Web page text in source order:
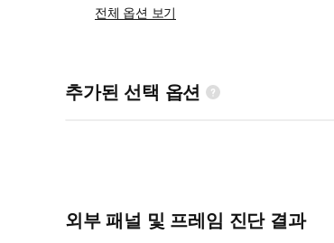
전체 옵션 보기
추가된 선택 옵션
외부 패널 및 프레임 진단 결과